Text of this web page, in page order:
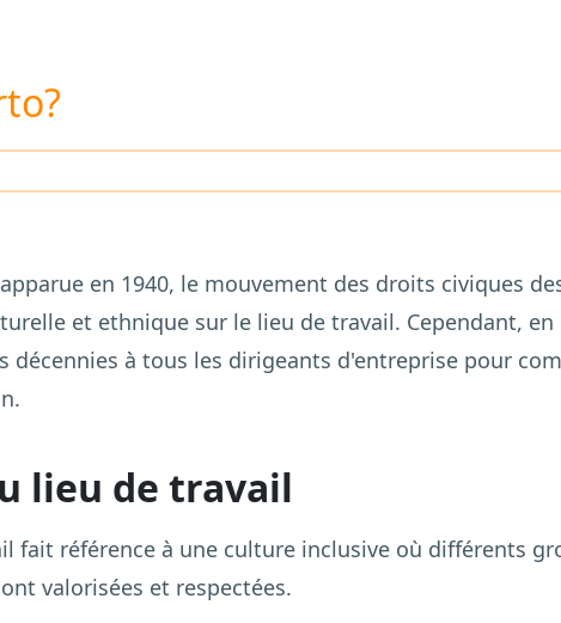
en 1940, le mouvement des droits civiques
et ethnique sur le lieu de travail. Cependant,
décennies à tous les dirigeants d'entreprise pour
lieu de travail
fait référence à une culture inclusive où différents
valorisées et respectées.